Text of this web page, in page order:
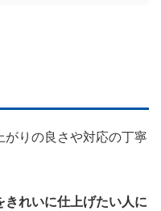
がりの良さや対応の丁寧
れいに仕上げたい人に